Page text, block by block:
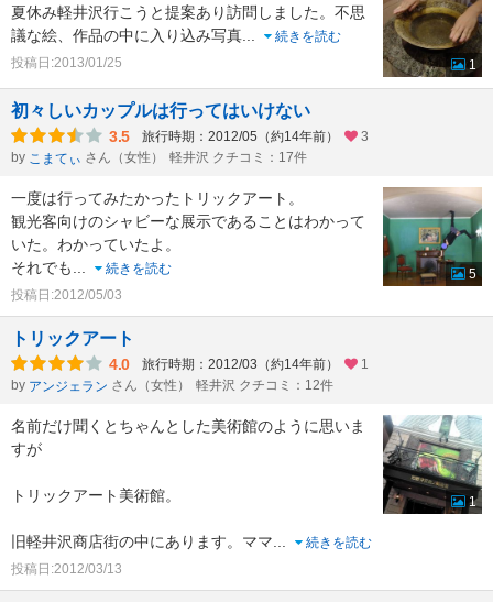
夏休み軽井沢行こうと提案あり訪問しました。不思
議な絵、作品の中に入り込み写真...
続きを読む
投稿日:2013/01/25
1
初々しいカップルは行ってはいけない
3.5 旅行時期：2012/05（約14年前）
3
by こまてぃ さん（女性） 軽井沢 クチコミ：17件
一度は行ってみたかったトリックアート。
観光客向けのシャビーな展示であることはわかって
いた。わかっていたよ。
それでも...
続きを読む
投稿日:2012/05/03
5
トリックアート
4.0 旅行時期：2012/03（約14年前）
1
by アンジェラン さん（女性） 軽井沢 クチコミ：12件
名前だけ聞くとちゃんとした美術館のように思いま
すが
トリックアート美術館。
旧軽井沢商店街の中にあります。ママ...
続きを読む
投稿日:2012/03/13
1